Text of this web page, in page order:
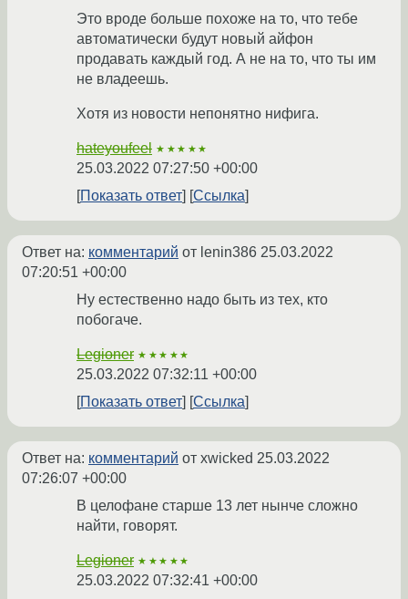
Это вроде больше похоже на то, что тебе
автоматически будут новый айфон
продавать каждый год. А не на то, что ты им
не владеешь.
Хотя из новости непонятно нифига.
hateyoufeel ★★★★★
25.03.2022 07:27:50 +00:00
Показать ответ
Ссылка
Ответ на: комментарий от lenin386 25.03.2022
07:20:51 +00:00
Ну естественно надо быть из тех, кто
побогаче.
Legioner ★★★★★
25.03.2022 07:32:11 +00:00
Показать ответ
Ссылка
Ответ на: комментарий от xwicked 25.03.2022
07:26:07 +00:00
В целофане старше 13 лет нынче сложно
найти, говорят.
Legioner ★★★★★
25.03.2022 07:32:41 +00:00